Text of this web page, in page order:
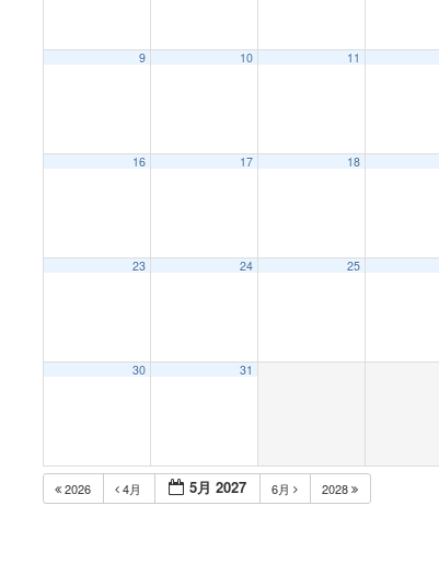
9 10 11
16 17 18
23 24 25
30 31
2026 4月 5月 2027 6月 2028